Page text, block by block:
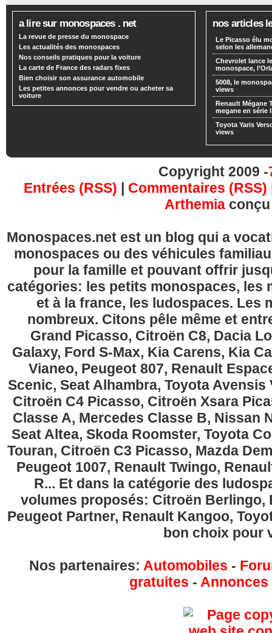
a lire sur monospaces . net
La revue de presse du monospace
Les actualités des monospaces
Nos conseils pratiques pour la voiture
La carte de France des radars fixes
Bien choisir son assurance automobile
Les petites annonces pour vendre ou acheter sa
voiture
nos articles
Le Picasso élu
selon les
Chevrolet lance
monospace,
5008, le
views
Renault Mégane
megane en série
Toyota Yaris
views
Copyright 2009 -
Entrées (RSS) | Commentaires (RSS)
Arthemia
Monospaces.net est un blog qui a
monospaces ou des véhicules
pour la famille et pouvant offrir
catégories: les petits monospaces, les
et à la france, les ludospaces. Les
nombreux. Citons pêle même et
Grand Picasso, Citroën C8, Dacia
Galaxy, Ford S-Max, Kia Carens, Kia
Vianeo, Peugeot 807, Renault
Scenic, Seat Alhambra, Toyota
Citroën C4 Picasso, Citroën Xsara
Classe A, Mercedes Classe B, Nissan
Seat Altea, Skoda Roomster, Toyota
Touran, Citroën C3 Picasso, Mazda
Peugeot 1007, Renault Twingo,
R... Et dans la catégorie des
volumes proposés: Citroën Berlingo,
Peugeot Partner, Renault Kangoo,
bon choix pour
Nos partenaires: Automobiles -
gratuites -